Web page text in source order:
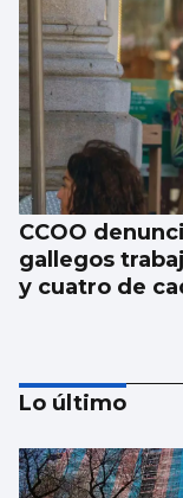
CCOO
gallegos
y cuatro de
Lo último